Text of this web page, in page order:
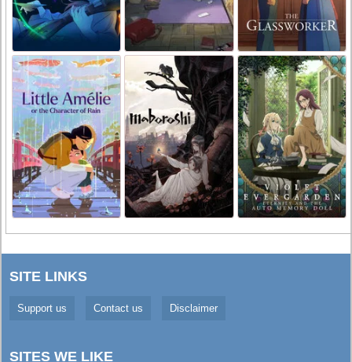
SITE LINKS
Support us Contact us Disclaimer
SITES WE LIKE